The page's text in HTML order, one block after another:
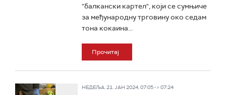
"балкански картел", који се сумњиче
за међународну трговину око седам
тона кокаина...
Прочитај
НЕДЕЉА, 21. ЈАН 2024, 07:05 -> 07:24